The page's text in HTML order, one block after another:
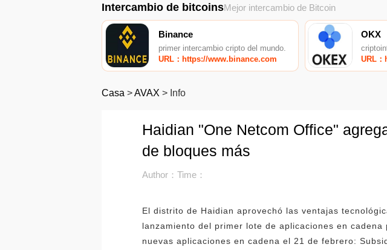
Intercambio de bitcoinsMejor intercambio de Bitcoin
Binance
primer intercambio cripto del mundo.
URL：https://www.binance.com
OKX
URL
Casa >AVAX > Info
Haidian "One Netcom Office"
de bloques más
Author：Time：
El distrito de Haidian aprovechó las ventajas
lanzamiento del primer lote de aplicaciones en
nuevas aplicaciones en cadena el 21 de febrero: